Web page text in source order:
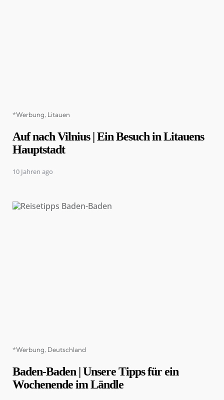
Categories
*Werbung Litauen
Auf nach Vilnius | Ein Besuch in Litauens
Hauptstadt
10 Jahren ago
Categories
*Werbung Deutschland
Baden-Baden | Unsere Tipps für ein
Wochenende im Ländle